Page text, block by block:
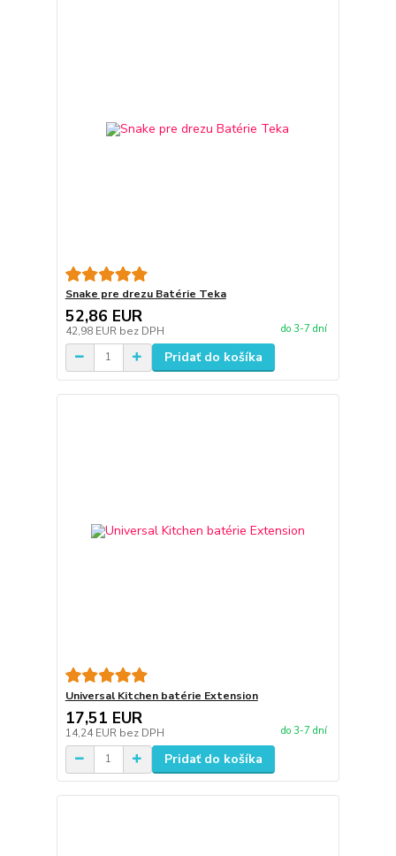
Snake pre drezu Batérie Teka
52,86 EUR
42,98 EUR bez DPH do 3-7 dní
Pridať do košíka
Universal Kitchen batérie Extension
17,51 EUR
14,24 EUR bez DPH do 3-7 dní
Pridať do košíka